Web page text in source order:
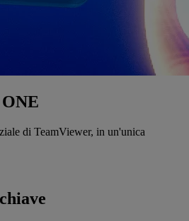
di TeamViewer, in un'unica